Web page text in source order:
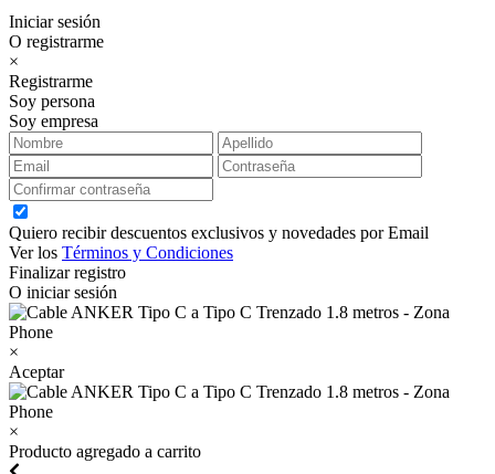
Iniciar sesión
O registrarme
×
Registrarme
Soy persona
Soy empresa
Quiero recibir descuentos exclusivos y novedades por Email
Ver los Términos y Condiciones
Finalizar registro
O iniciar sesión
×
Aceptar
×
Producto agregado a carrito